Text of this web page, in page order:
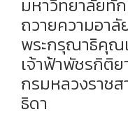
มหาวิทยาลัยทั
ถวายความอาลั
พระกรุณาธิคุณ
เจ้าฟ้าพัชรกิติ
กรมหลวงราช
ธิดา